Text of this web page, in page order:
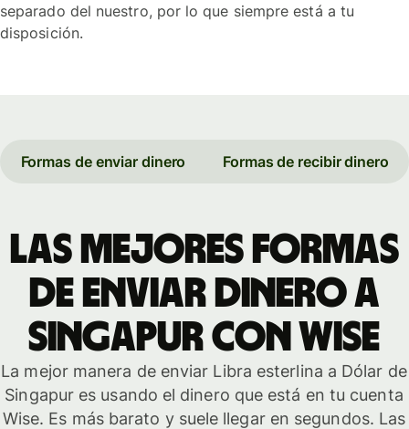
separado del nuestro, por lo que siempre está a tu
disposición.
Formas de enviar dinero Formas de recibir dinero
Las mejores formas
de enviar dinero a
Singapur con Wise
La mejor manera de enviar Libra esterlina a Dólar de
Singapur es usando el dinero que está en tu cuenta
Wise. Es más barato y suele llegar en segundos. Las